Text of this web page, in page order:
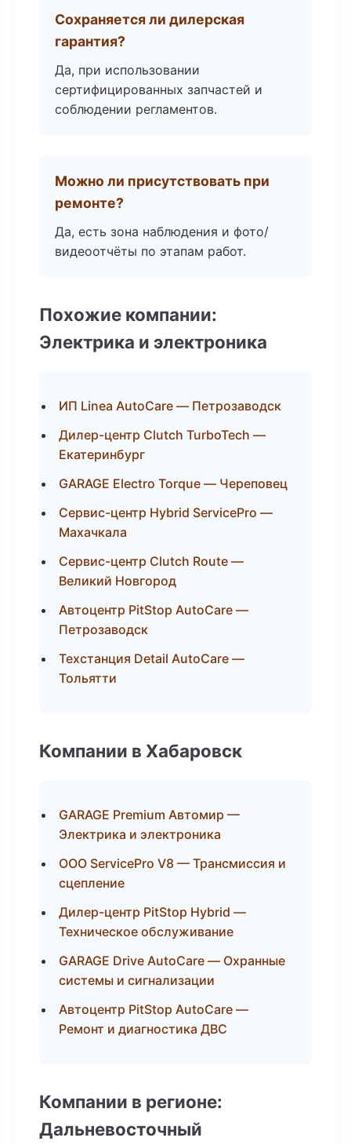
Сохраняется ли дилерская
гарантия?
Да, при использовании
сертифицированных запчастей и
соблюдении регламентов.
Можно ли присутствовать при
ремонте?
Да, есть зона наблюдения и фото/
видеоотчёты по этапам работ.
Похожие компании:
Электрика и электроника
ИП Linea AutoCare — Петрозаводск
Дилер-центр Clutch TurboTech —
Екатеринбург
GARAGE Electro Torque — Череповец
Сервис-центр Hybrid ServicePro —
Махачкала
Сервис-центр Clutch Route —
Великий Новгород
Автоцентр PitStop AutoCare —
Петрозаводск
Техстанция Detail AutoCare —
Тольятти
Компании в Хабаровск
GARAGE Premium Автомир —
Электрика и электроника
ООО ServicePro V8 — Трансмиссия и
сцепление
Дилер-центр PitStop Hybrid —
Техническое обслуживание
GARAGE Drive AutoCare — Охранные
системы и сигнализации
Автоцентр PitStop AutoCare —
Ремонт и диагностика ДВС
Компании в регионе:
Дальневосточный